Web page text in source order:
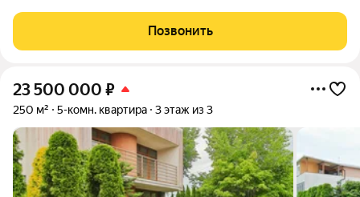
проживанию. Квартира с идеальным балансом: изолированные
помещения позволяют организовать
Позвонить
23 500 000 ₽
250 м² 5-комн. квартира 3 этаж из 3